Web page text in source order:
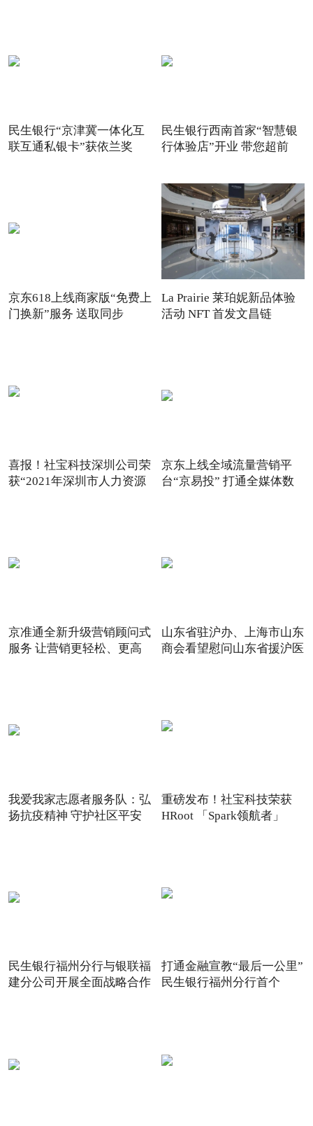
民生银行“京津冀一体化互
联互通私银卡”获依兰奖
民生银行西南首家“智慧银
行体验店”开业 带您超前
京东618上线商家版“免费上
门换新”服务 送取同步
La Prairie 莱珀妮新品体验
活动 NFT 首发文昌链
喜报！社宝科技深圳公司荣
获“2021年深圳市人力资源
京东上线全域流量营销平
台“京易投” 打通全媒体数
京准通全新升级营销顾问式
服务 让营销更轻松、更高
山东省驻沪办、上海市山东
商会看望慰问山东省援沪医
我爱我家志愿者服务队：弘
扬抗疫精神 守护社区平安
重磅发布！社宝科技荣获
HRoot 「Spark领航者」
民生银行福州分行与银联福
建分公司开展全面战略合作
打通金融宣教“最后一公里”
民生银行福州分行首个